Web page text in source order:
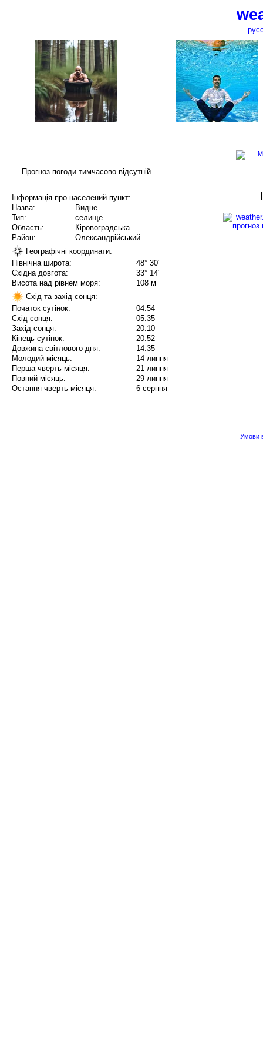
Прогноз погоди тимчасово відсутній.
Інформація про населений пункт:
Назва:
Видне
Тип:
селище
Область:
Кіровоградська
Район:
Олександрійський
Географічні координати:
Північна широта:
48° 30'
Східна довгота:
33° 14'
Висота над рівнем моря:
108 м
Схід та захід сонця:
Початок сутінок:
04:54
Схід сонця:
05:35
Захід сонця:
20:10
Кінець сутінок:
20:52
Довжина світлового дня:
14:35
Молодий місяць:
14 липня
Перша чверть місяця:
21 липня
Повний місяць:
29 липня
Остання чверть місяця:
6 серпня
Умови